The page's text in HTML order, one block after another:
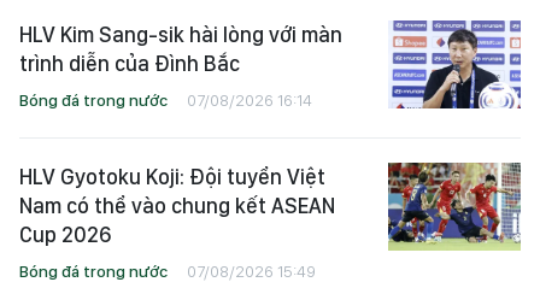
HLV Kim Sang-sik hài lòng với màn
trình diễn của Đình Bắc
Bóng đá trong nước 07/08/2026 16:14
HLV Gyotoku Koji: Đội tuyển Việt
Nam có thể vào chung kết ASEAN
Cup 2026
Bóng đá trong nước 07/08/2026 15:49